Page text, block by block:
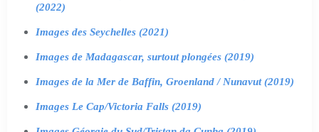
(2022)
Images des Seychelles (2021)
Images de Madagascar, surtout plongées (2019)
Images de la Mer de Baffin, Groenland / Nunavut (2019)
Images Le Cap/Victoria Falls (2019)